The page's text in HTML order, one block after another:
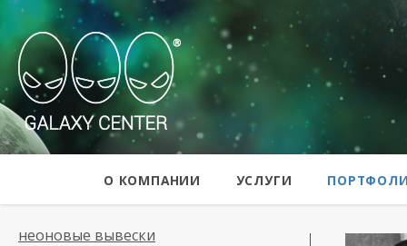
Galaxy Center
О КОМПАНИИ УСЛУГИ
неоновые вывески